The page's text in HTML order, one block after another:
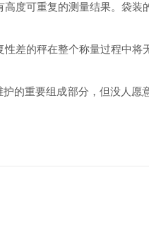
可重复的测量结果。袋装
的秤在整个称量过程中将
重要组成部分，但没人愿